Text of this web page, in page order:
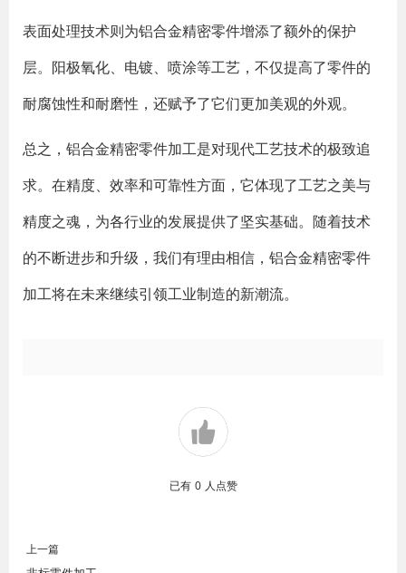
表面处理技术则为铝合金精密零件增添了额外的保护
层。阳极氧化、电镀、喷涂等工艺，不仅提高了零件的
耐腐蚀性和耐磨性，还赋予了它们更加美观的外观。
总之，铝合金精密零件加工是对现代工艺技术的极致追
求。在精度、效率和可靠性方面，它体现了工艺之美与
精度之魂，为各行业的发展提供了坚实基础。随着技术
的不断进步和升级，我们有理由相信，铝合金精密零件
加工将在未来继续引领工业制造的新潮流。
已有 0 人点赞
上一篇